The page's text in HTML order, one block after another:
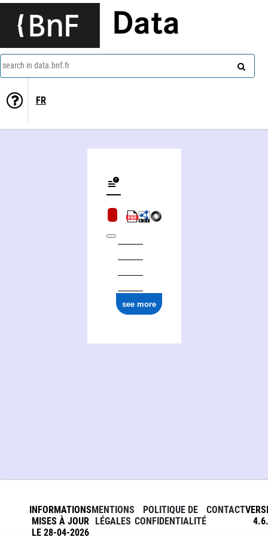
Data
search in data.bnf.fr
FR
see more
INFORMATIONS
MISES À JOUR
LE 28-04-2026
MENTIONS
LÉGALES
POLITIQUE DE
CONFIDENTIALITÉ
CONTACT